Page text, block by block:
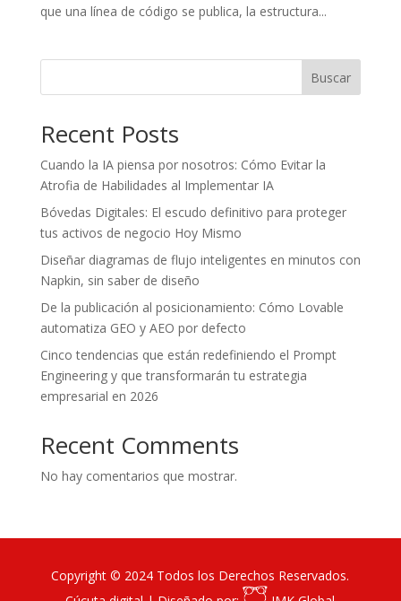
que una línea de código se publica, la estructura...
Buscar
Recent Posts
Cuando la IA piensa por nosotros: Cómo Evitar la
Atrofia de Habilidades al Implementar IA
Bóvedas Digitales: El escudo definitivo para proteger
tus activos de negocio Hoy Mismo
Diseñar diagramas de flujo inteligentes en minutos con
Napkin, sin saber de diseño
De la publicación al posicionamiento: Cómo Lovable
automatiza GEO y AEO por defecto
Cinco tendencias que están redefiniendo el Prompt
Engineering y que transformarán tu estrategia
empresarial en 2026
Recent Comments
No hay comentarios que mostrar.
Copyright © 2024 Todos los Derechos Reservados.